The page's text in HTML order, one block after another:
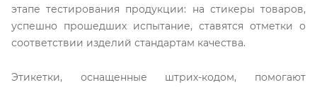
этапе тестирования продукции: на стикеры товаров,
успешно прошедших испытание, ставятся отметки о
соответствии изделий стандартам качества.
Этикетки, оснащенные штрих-кодом, помогают